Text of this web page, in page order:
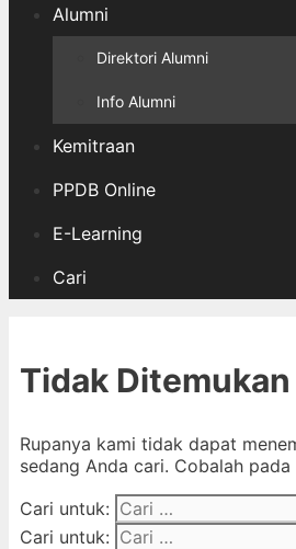
Alumni
Direktori Alumni
Info Alumni
Kemitraan
PPDB Online
E-Learning
Cari
Tidak Ditemukan
Rupanya kami tidak dapat
sedang Anda cari. Cobalah pada
Cari untuk:
Cari untuk: